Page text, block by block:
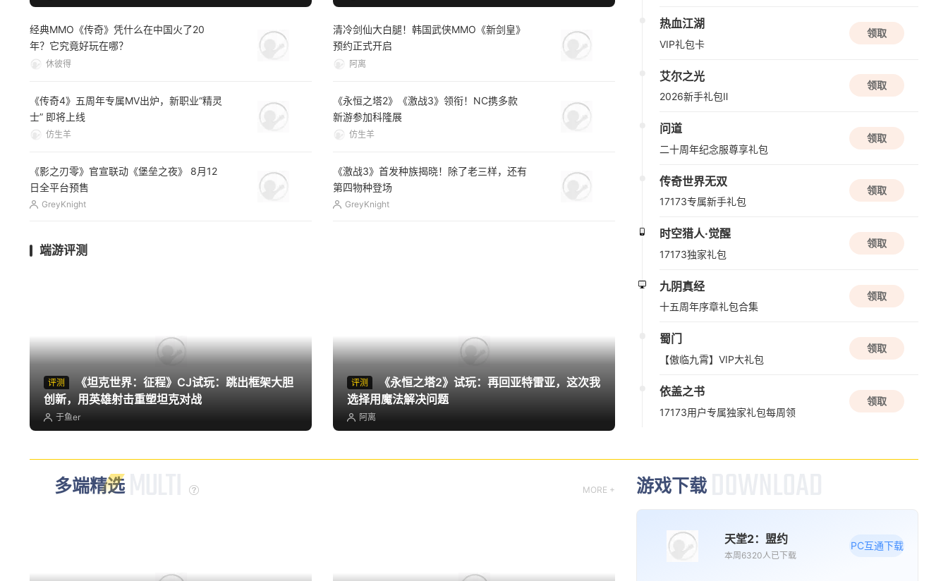
08/15周六
新版本更新
08/17周一
08/18周二
新版本更新
高画质 射击
经典MMO《传奇》凭什么在中国火了20
年？它究竟好玩在哪？
休彼得
清冷剑仙大白腿！韩国武侠MMO《新剑皇》
预约正式开启
阿离
《传奇4》五周年专属MV出炉，新职业“精灵
士” 即将上线
仿生羊
《永恒之塔2》《激战3》领衔！NC携多款
新游参加科隆展
仿生羊
《影之刃零》官宣联动《堡垒之夜》 8月12
日全平台预售
GreyKnight
《激战3》首发种族揭晓！除了老三样，还有
第四物种登场
GreyKnight
端游评测
评测
创新，用英雄射击重塑坦克对战
于鱼er
评测
选择用魔法解决问题
阿离
热血江湖
VIP礼包卡
领取
艾尔之光
2026新手礼包Ⅱ
领取
问道
二十周年纪念服尊享礼包
领取
传奇世界无双
17173专属新手礼包
领取
时空猎人·觉醒
17173独家礼包
领取
九阴真经
十五周年序章礼包合集
领取
蜀门
【傲临九霄】VIP大礼包
领取
依盖之书
17173用户专属独家礼包每周领
领取
多端精选 MORE + 游戏下载
天堂2：盟约
本周6320人已下载
PC互通下载